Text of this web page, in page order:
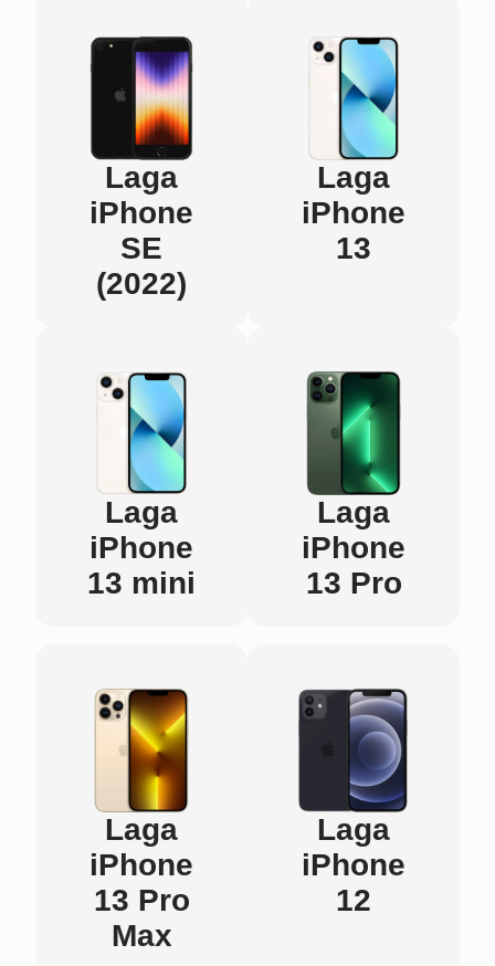
Laga
iPhone
SE
(2022)
Laga
iPhone
13
Laga
iPhone
13 mini
Laga
iPhone
13 Pro
Laga
iPhone
13 Pro
Max
Laga
iPhone
12